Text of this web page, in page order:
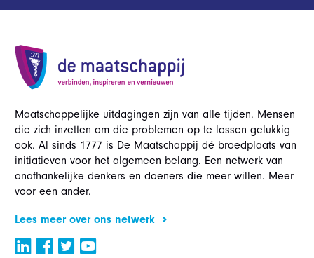
Maatschappelijke uitdagingen zijn van alle tijden. Mensen
die zich inzetten om die problemen op te lossen gelukkig
ook. Al sinds 1777 is De Maatschappij dé broedplaats van
initiatieven voor het algemeen belang. Een netwerk van
onafhankelijke denkers en doeners die meer willen. Meer
voor een ander.
Lees meer over ons netwerk